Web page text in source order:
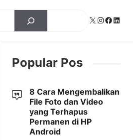
X Instagram
Popular Pos
8 Cara Mengembalikan
File Foto dan Video
yang Terhapus
Permanen di HP
Android